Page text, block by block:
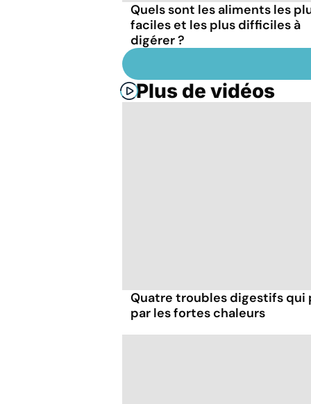
Quels sont les aliments les
faciles et les plus difficiles à
digérer ?
Plus de vidéos
Quatre troubles digestifs qui
par les fortes chaleurs